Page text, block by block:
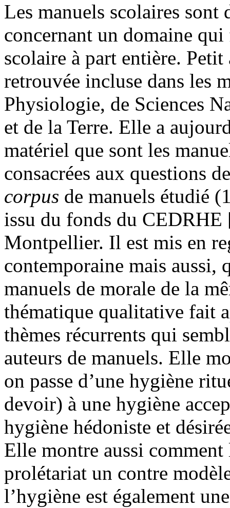
Les manuels scolaires sont
concernant un domaine
scolaire à part entière.
retrouvée incluse dans les
Physiologie, de Sciences
et de la Terre. Elle a
matériel que sont les
consacrées aux questions
corpus de manuels étudié
issu du fonds du CEDRHE
Montpellier. Il est mis en
contemporaine mais aussi,
manuels de morale de la
thématique qualitative fait
thèmes récurrents qui
auteurs de manuels. Elle
on passe d’une hygiène
devoir) à une hygiène
hygiène hédoniste et
Elle montre aussi
prolétariat un contre
l’hygiène est également